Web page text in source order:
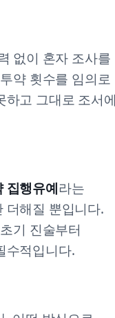
없이 혼자 조사를
약 횟수를 임의로
하고 그대로 조서
집행유예라는
더해질 뿐입니다.
기 진술부터
수적입니다.